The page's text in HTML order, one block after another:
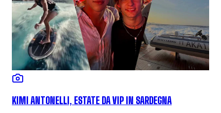
KIMI ANTONELLI, ESTATE DA VIP IN SARDEGNA